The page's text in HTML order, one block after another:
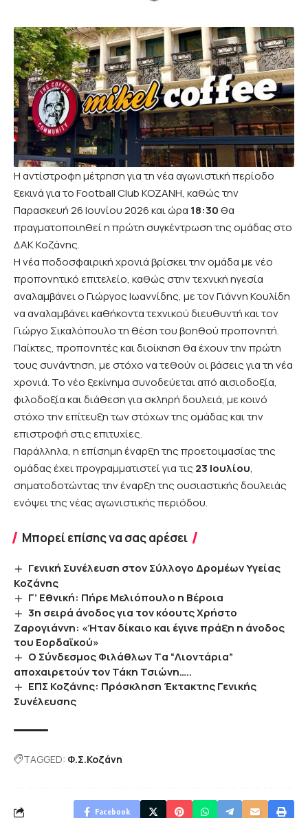
Η αντίστροφη μέτρηση για τη νέα αγωνιστική περίοδο
ξεκινά για το Football Club ΚΟΖΑΝΗ, καθώς την
Παρασκευή 26 Ιουνίου 2026 και ώρα 18:30θα
πραγματοποιηθεί η πρώτη συγκέντρωση της ομάδας στο
ΔΑΚ Κοζάνης.
Η νέα ποδοσφαιρική χρονιά βρίσκει την ομάδα με νέο
προπονητικό επιτελείο, καθώς στην τεχνική ηγεσία
αναλαμβάνει ο Γιώργος Ιωαννίδης, με τον Γιάννη Κουλίδη
να αναλαμβάνει καθήκοντα τεχνικού διευθυντή και τον
Γιώργο Σικαλόπουλο τη θέση του βοηθού προπονητή.
Παίκτες, προπονητές και διοίκηση θα έχουν την πρώτη
τους συνάντηση, με στόχο να τεθούν οι βάσεις για τη νέα
χρονιά. Το νέο ξεκίνημα συνοδεύεται από αισιοδοξία,
φιλοδοξία και διάθεση για σκληρή δουλειά, με κοινό
στόχο την επίτευξη των στόχων της ομάδας και την
επιστροφή στις επιτυχίες.
Παράλληλα, η επίσημη έναρξη της προετοιμασίας της
ομάδας έχει προγραμματιστεί για τις 23 Ιουλίου,
σηματοδοτώντας την έναρξη της ουσιαστικής δουλειάς
ενόψει της νέας αγωνιστικής περιόδου.
Μπορεί επίσης να σας αρέσει
Γενική Συνέλευση στον Σύλλογο Δρομέων Υγείας
Κοζάνης
Γ’ Εθνική: Πήρε Μελιόπουλο η Βέροια
3η σειρά άνοδος για τον κόουτς Χρήστο
Ζαρογιάννη: «Ήταν δίκαιο και έγινε πράξη η άνοδος
του Εορδαϊκού»
Ο Σύνδεσμος Φιλάθλων Tα “Λιοντάρια”
αποχαιρετούν τον Τάκη Τσιώνη…..
ΕΠΣ Κοζάνης: Πρόσκληση Έκτακτης Γενικής
Συνέλευσης
TAGGED: Φ.Σ.Κοζάνη
Facebook